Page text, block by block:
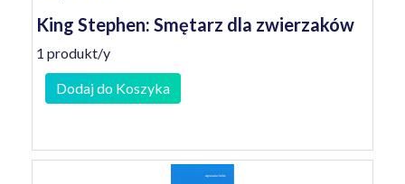
King Stephen: Smętarz dla zwierzaków
1 produkt/y
Dodaj do Koszyka